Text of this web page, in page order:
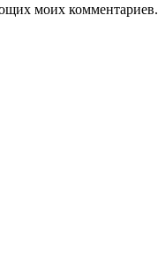
моих комментариев.